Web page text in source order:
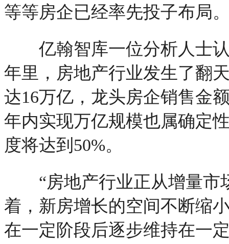
等等房企已经率先投子布局
亿翰智库一位分析人士认
年里，房地产行业发生了翻
达16万亿，龙头房企销售金
年内实现万亿规模也属确定
度将达到50%。
“房地产行业正从增量市
着，新房增长的空间不断缩
在一定阶段后逐步维持在一